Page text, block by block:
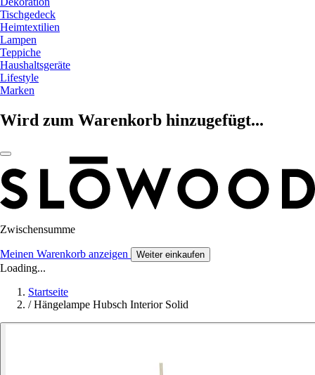
Tischgedeck
Heimtextilien
Lampen
Teppiche
Haushaltsgeräte
Lifestyle
Marken
Wird zum Warenkorb hinzugefügt...
Zwischensumme
Meinen Warenkorb anzeigen Weiter einkaufen
Loading...
Startseite
/ Hängelampe Hubsch Interior Solid